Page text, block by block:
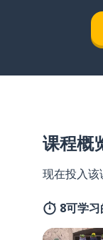
课程概
现在投入该
8可学